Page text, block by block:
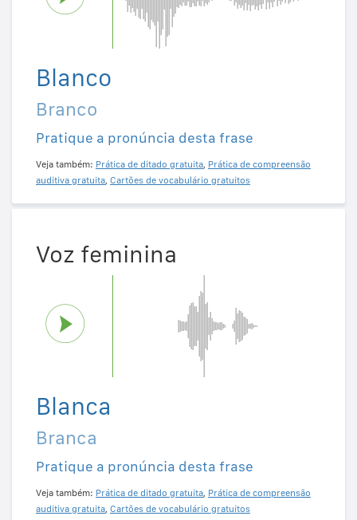
Blanco
Branco
Pratique a pronúncia desta frase
Veja também: Prática de ditado gratuita, Prática de compreensão
auditiva gratuita, Cartões de vocabulário gratuitos
Voz feminina
Blanca
Branca
Pratique a pronúncia desta frase
Veja também: Prática de ditado gratuita, Prática de compreensão
auditiva gratuita, Cartões de vocabulário gratuitos